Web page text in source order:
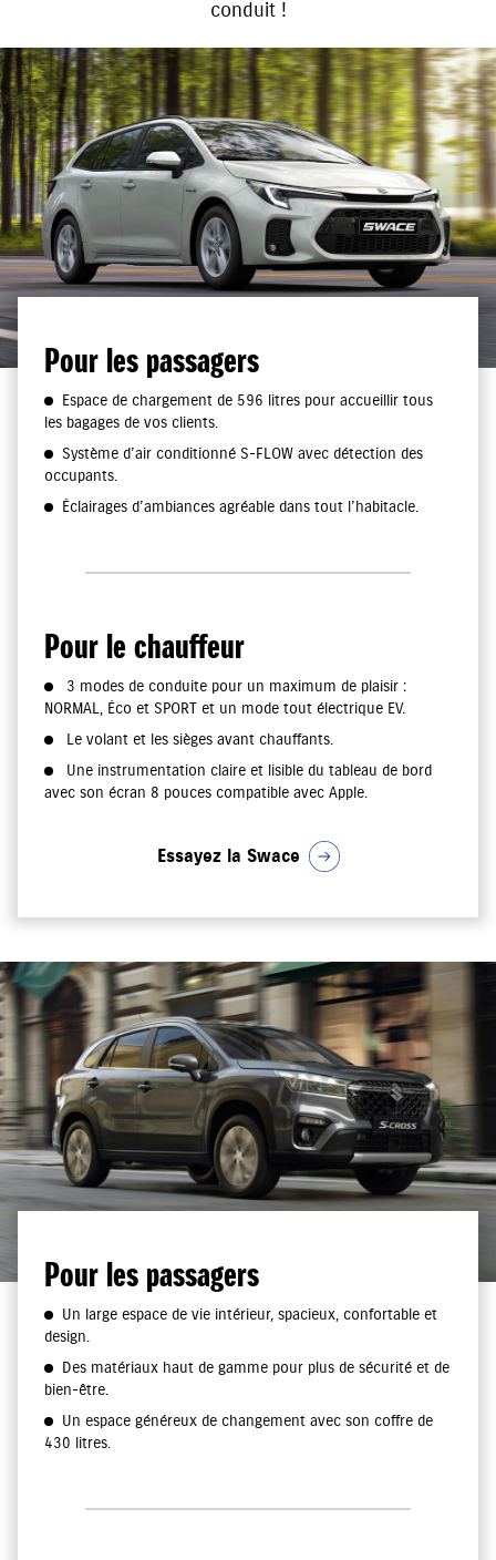
conduit !
Pour les passagers
Espace de chargement de 596 litres pour accueillir tous
les bagages de vos clients.
Système d’air conditionné S-FLOW avec détection des
occupants.
Éclairages d’ambiances agréable dans tout l’habitacle.
Pour le chauffeur
3 modes de conduite pour un maximum de plaisir :
NORMAL, Éco et SPORT et un mode tout électrique EV.
Le volant et les sièges avant chauffants.
Une instrumentation claire et lisible du tableau de bord
avec son écran 8 pouces compatible avec Apple.
Essayez la Swace
Pour les passagers
Un large espace de vie intérieur, spacieux, confortable et
design.
Des matériaux haut de gamme pour plus de sécurité et de
bien-être.
Un espace généreux de changement avec son coffre de
430 litres.